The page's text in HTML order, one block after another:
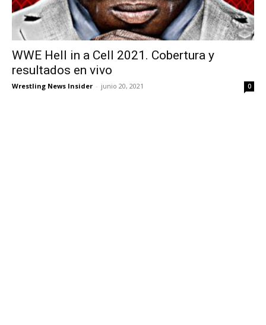
WWE Hell in a Cell 2021. Cobertura y
resultados en vivo
Wrestling News Insider - junio 20, 2021 0